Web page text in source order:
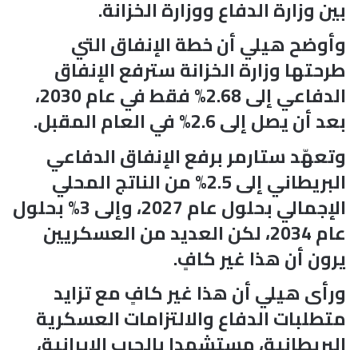
بين وزارة الدفاع ووزارة الخزانة.
وأوضح هيلي أن خطة الإنفاق التي
طرحتها وزارة الخزانة سترفع الإنفاق
الدفاعي إلى 2.68% فقط في عام 2030،
بعد أن يصل إلى 2.6% في العام المقبل.
وتعهّد ستارمر برفع الإنفاق الدفاعي
البريطاني إلى 2.5% من الناتج المحلي
الإجمالي بحلول عام 2027، وإلى 3% بحلول
عام 2034، لكن العديد من العسكريين
يرون أن هذا غير كافٍ.
ورأى هيلي أن هذا غير كافٍ مع تزايد
متطلبات الدفاع والالتزامات العسكرية